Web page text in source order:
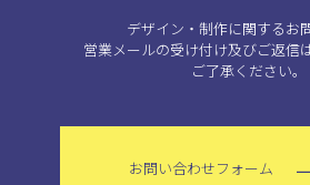
デザイン・制作に関するお
営業メールの受け付け及びご返信
ご了承ください。
お問い合わせフォーム